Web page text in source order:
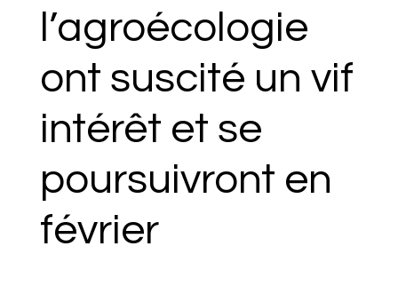
l’agroécologie
ont suscité un vif
intérêt et se
poursuivront en
février